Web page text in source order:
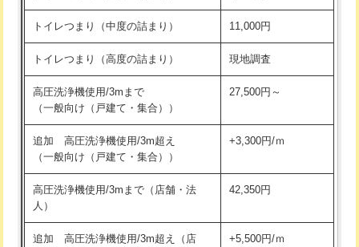
トイレつまり（中度の詰まり） 11,000円
トイレつまり（高度の詰まり） 現地調査
高圧洗浄機使用/3mまで
（一般向け（戸建て・集合））
27,500円～
追加 高圧洗浄機使用/3m超え
（一般向け（戸建て・集合））
+3,300円/ｍ
高圧洗浄機使用/3mまで（店舗・法
人）
42,350円
追加 高圧洗浄機使用/3m超え（店
+5,500円/ｍ